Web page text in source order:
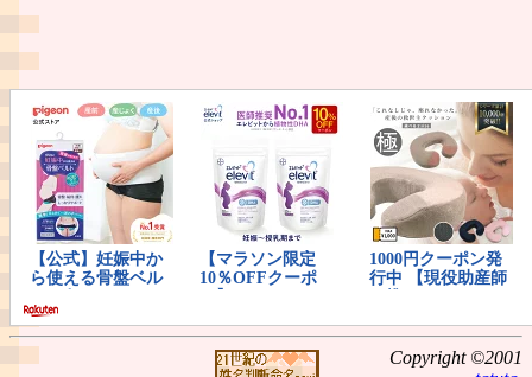
Copyright ©2001